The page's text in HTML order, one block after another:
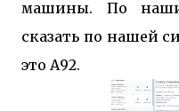
машины. По
сказать по нашей
это А92.